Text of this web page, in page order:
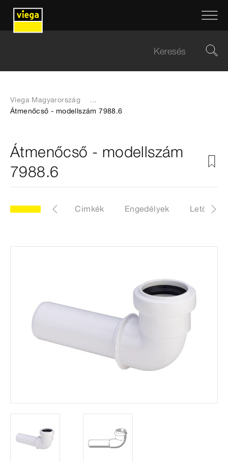
Viega Magyarország
...
Átmenőcső - modellszám 7988.6
Átmenőcső - modellszám
7988.6
Cikk Cimkék Engedélyek